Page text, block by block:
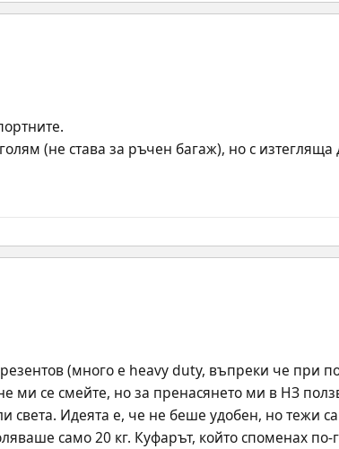
(не става за ръчен багаж), но с
(много е heavy duty, въпреки че при
се смейте, но за пренасянето ми в НЗ
света. Идеята е, че не беше удобен, но тежи
само 20 кг. Куфарът, който споменах по-